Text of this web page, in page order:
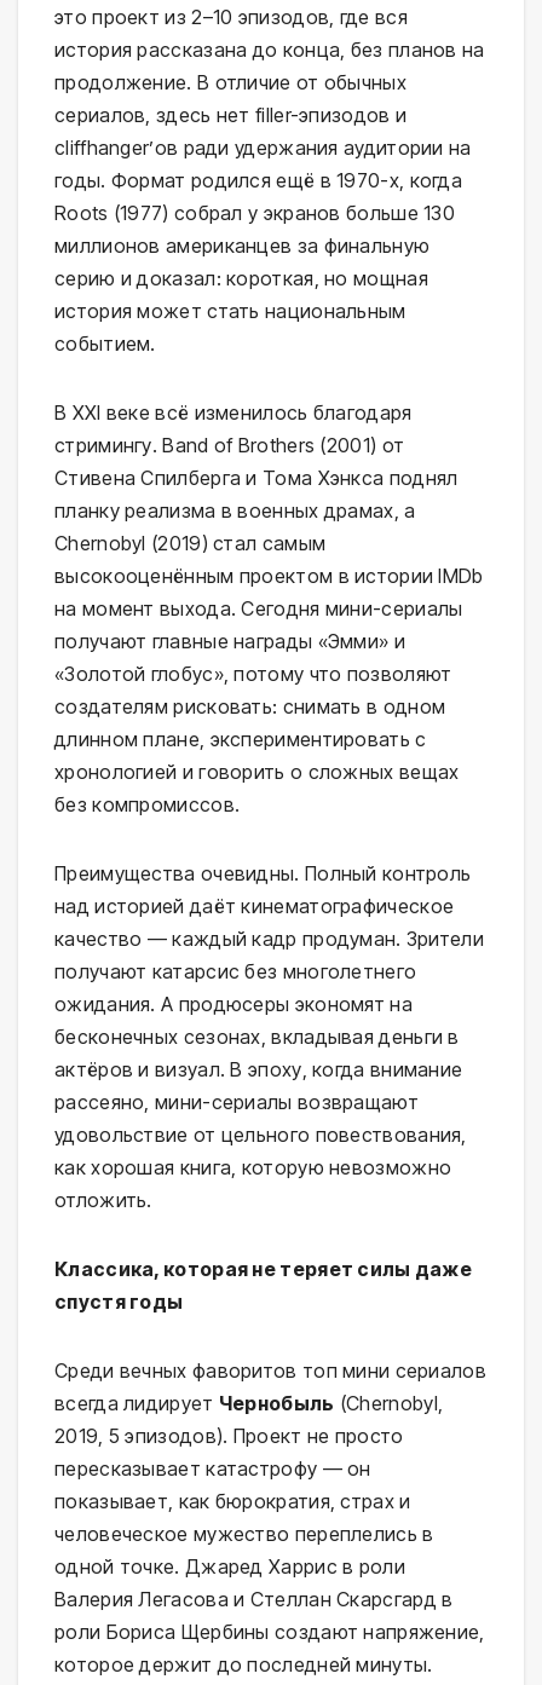
это проект из 2–10 эпизодов, где вся
история рассказана до конца, без планов на
продолжение. В отличие от обычных
сериалов, здесь нет filler-эпизодов и
cliffhanger’ов ради удержания аудитории на
годы. Формат родился ещё в 1970-х, когда
Roots (1977) собрал у экранов больше 130
миллионов американцев за финальную
серию и доказал: короткая, но мощная
история может стать национальным
событием.
В XXI веке всё изменилось благодаря
стримингу. Band of Brothers (2001) от
Стивена Спилберга и Тома Хэнкса поднял
планку реализма в военных драмах, а
Chernobyl (2019) стал самым
высокооценённым проектом в истории IMDb
на момент выхода. Сегодня мини-сериалы
получают главные награды «Эмми» и
«Золотой глобус», потому что позволяют
создателям рисковать: снимать в одном
длинном плане, экспериментировать с
хронологией и говорить о сложных вещах
без компромиссов.
Преимущества очевидны. Полный контроль
над историей даёт кинематографическое
качество — каждый кадр продуман. Зрители
получают катарсис без многолетнего
ожидания. А продюсеры экономят на
бесконечных сезонах, вкладывая деньги в
актёров и визуал. В эпоху, когда внимание
рассеяно, мини-сериалы возвращают
удовольствие от цельного повествования,
как хорошая книга, которую невозможно
отложить.
Классика, которая не теряет силы даже
спустя годы
Среди вечных фаворитов топ мини сериалов
всегда лидирует Чернобыль (Chernobyl,
2019, 5 эпизодов). Проект не просто
пересказывает катастрофу — он
показывает, как бюрократия, страх и
человеческое мужество переплелись в
одной точке. Джаред Харрис в роли
Валерия Легасова и Стеллан Скарсгард в
роли Бориса Щербины создают напряжение,
которое держит до последней минуты.